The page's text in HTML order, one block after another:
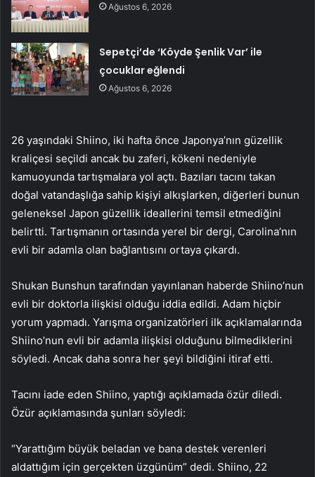
Ağustos 6, 2026
Sepetçi’de ‘Köyde Şenlik Var’ ile
çocuklar eğlendi
Ağustos 6, 2026
26 yaşındaki Shiino, iki hafta önce Japonya’nın güzellik
kraliçesi seçildi ancak bu zaferi, kökeni nedeniyle
kamuoyunda tartışmalara yol açtı. Bazıları tacını takan
doğal vatandaşlığa sahip kişiyi alkışlarken, diğerleri bunun
geleneksel Japon güzellik ideallerini temsil etmediğini
belirtti. Tartışmanın ortasında yerel bir dergi, Carolina’nın
evli bir adamla olan bağlantısını ortaya çıkardı.
Shukan Bunshun tarafından yayınlanan haberde Shiino’nun
evli bir doktorla ilişkisi olduğu iddia edildi. Adam hiçbir
yorum yapmadı. Yarışma organizatörleri ilk açıklamalarında
Shiino’nun evli bir adamla ilişkisi olduğunu bilmediklerini
söyledi. Ancak daha sonra her şeyi bildiğini itiraf etti.
Tacını iade eden Shiino, yaptığı açıklamada özür diledi.
Özür açıklamasında şunları söyledi:
“Yarattığım büyük beladan ve bana destek verenleri
aldattığım için gerçekten üzgünüm” dedi. Shiino, 22